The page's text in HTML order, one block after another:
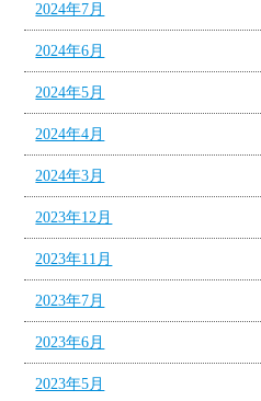
2024年7月
2024年6月
2024年5月
2024年4月
2024年3月
2023年12月
2023年11月
2023年7月
2023年6月
2023年5月